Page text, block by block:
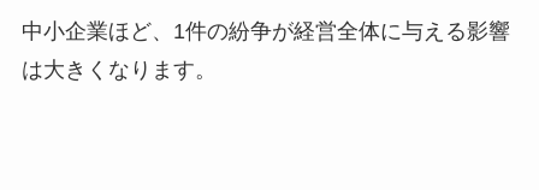
中小企業ほど、1件の紛争が経営全体に与える影響
は大きくなります。